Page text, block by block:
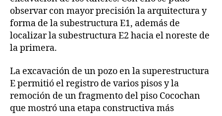
observar con mayor precisión la arquitectura y
forma de la subestructura E1, además de
localizar la subestructura E2 hacia el noreste de
la primera.
La excavación de un pozo en la superestructura
E permitió el registro de varios pisos y la
remoción de un fragmento del piso Cocochan
que mostró una etapa constructiva más